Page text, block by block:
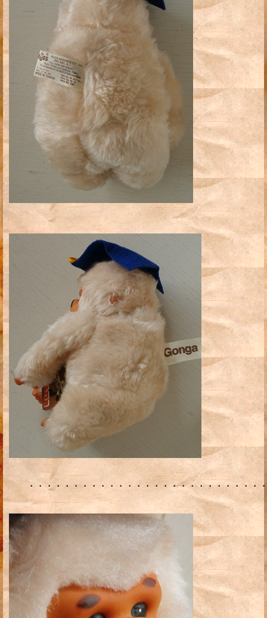
・・・・・・・・・・・・・・・・・・・・・・・・・・